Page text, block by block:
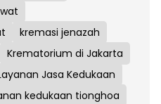
kremasi jenazah
Krematorium di Jakarta
Jasa Kedukaan
kedukaan tionghoa